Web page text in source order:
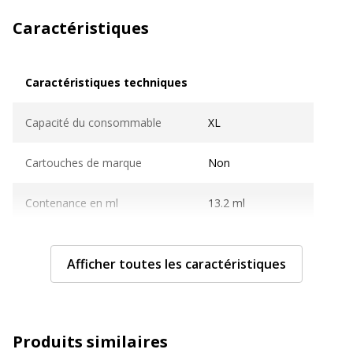
Caractéristiques
Caractéristiques techniques
Capacité du consommable XL
Cartouches de marque Non
Contenance en ml 13.2 ml
Couleur du consommable Noir
Nombre de pages imprimables 500 pages
Afficher toutes les caractéristiques
Produits similaires